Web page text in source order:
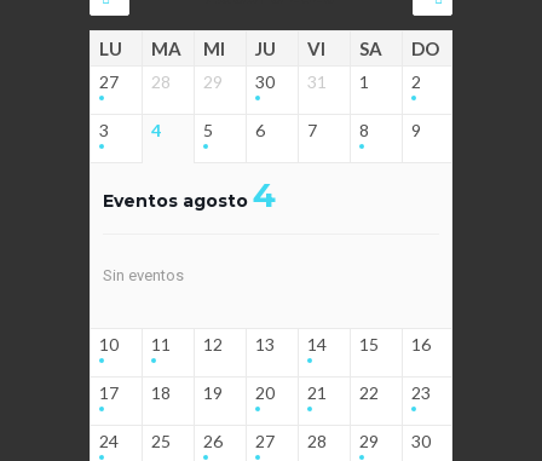
LU MA MI JU VI SA DO
27 28 29 30 31 1 2
3 4 5 6 7 8 9
Eventos agosto 4
Sin eventos
10 11 12 13 14 15 16
17 18 19 20 21 22 23
24 25 26 27 28 29 30